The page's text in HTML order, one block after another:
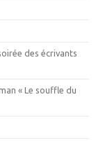
des écrivants
« Le souffle du